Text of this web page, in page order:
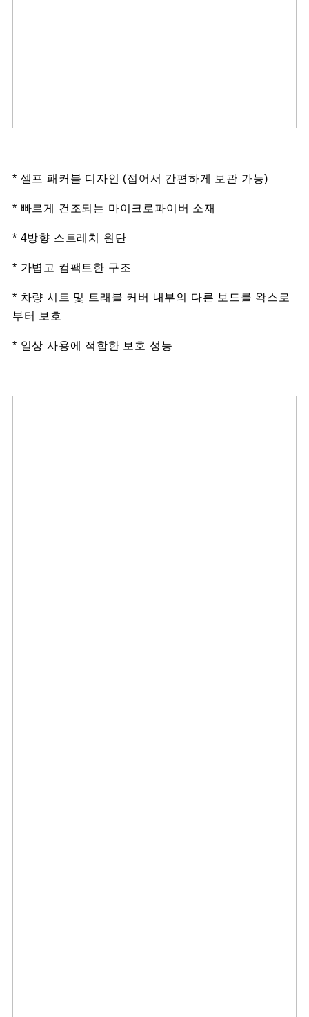
* 셀프 패커블 디자인 (접어서 간편하게 보관 가능)
* 빠르게 건조되는 마이크로파이버 소재
* 4방향 스트레치 원단
* 가볍고 컴팩트한 구조
* 차량 시트 및 트래블 커버 내부의 다른 보드를 왁스로
부터 보호
* 일상 사용에 적합한 보호 성능